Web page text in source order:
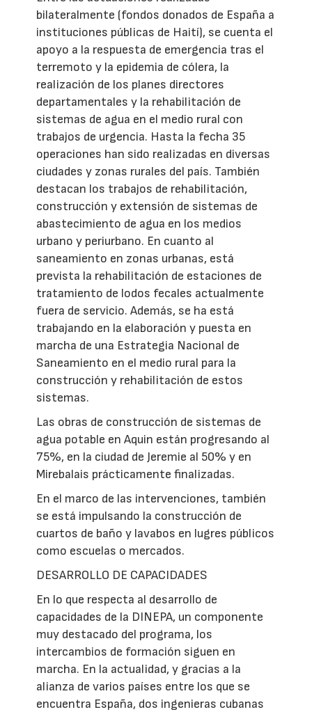
bilateralmente (fondos donados de España a
instituciones públicas de Haití), se cuenta el
apoyo a la respuesta de emergencia tras el
terremoto y la epidemia de cólera, la
realización de los planes directores
departamentales y la rehabilitación de
sistemas de agua en el medio rural con
trabajos de urgencia. Hasta la fecha 35
operaciones han sido realizadas en diversas
ciudades y zonas rurales del país. También
destacan los trabajos de rehabilitación,
construcción y extensión de sistemas de
abastecimiento de agua en los medios
urbano y periurbano. En cuanto al
saneamiento en zonas urbanas, está
prevista la rehabilitación de estaciones de
tratamiento de lodos fecales actualmente
fuera de servicio. Además, se ha está
trabajando en la elaboración y puesta en
marcha de una Estrategia Nacional de
Saneamiento en el medio rural para la
construcción y rehabilitación de estos
sistemas.
Las obras de construcción de sistemas de
agua potable en Aquin están progresando al
75%, en la ciudad de Jeremie al 50% y en
Mirebalais prácticamente finalizadas.
En el marco de las intervenciones, también
se está impulsando la construcción de
cuartos de baño y lavabos en lugres públicos
como escuelas o mercados.
DESARROLLO DE CAPACIDADES
En lo que respecta al desarrollo de
capacidades de la DINEPA, un componente
muy destacado del programa, los
intercambios de formación siguen en
marcha. En la actualidad, y gracias a la
alianza de varios países entre los que se
encuentra España, dos ingenieras cubanas